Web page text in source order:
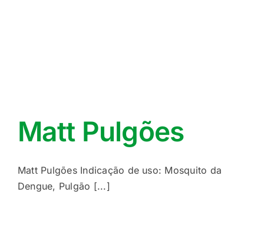
Matt Pulgões
Matt Pulgões Indicação de uso: Mosquito da
Dengue, Pulgão [...]